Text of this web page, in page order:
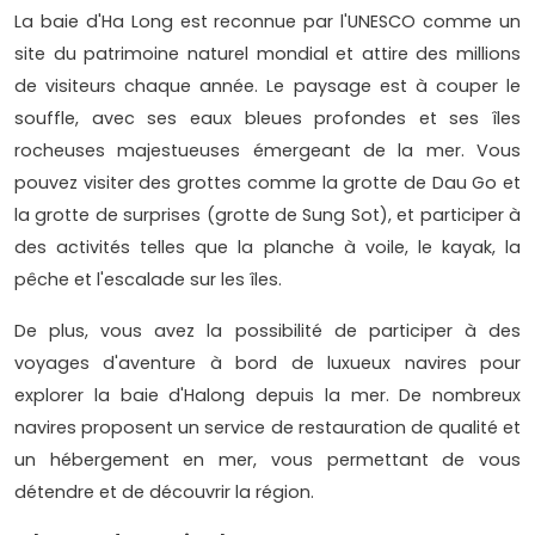
La baie d'Ha Long est reconnue par l'UNESCO comme un
site du patrimoine naturel mondial et attire des millions
de visiteurs chaque année. Le paysage est à couper le
souffle, avec ses eaux bleues profondes et ses îles
rocheuses majestueuses émergeant de la mer. Vous
pouvez visiter des grottes comme la grotte de Dau Go et
la grotte de surprises (grotte de Sung Sot), et participer à
des activités telles que la planche à voile, le kayak, la
pêche et l'escalade sur les îles.
De plus, vous avez la possibilité de participer à des
voyages d'aventure à bord de luxueux navires pour
explorer la baie d'Halong depuis la mer. De nombreux
navires proposent un service de restauration de qualité et
un hébergement en mer, vous permettant de vous
détendre et de découvrir la région.